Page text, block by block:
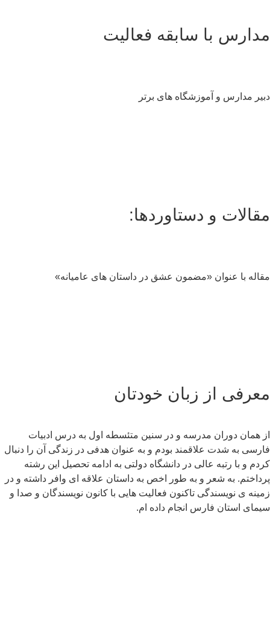
با سابقه فعالیت
مدارس و آموزشگاه های برتر
و دستاوردها:
با عنوان «مضمون عشق در داستان های عامیانه»
از زبان خودتان
همان دوران مدرسه و در سنین متئسطه اول به درس ادبیات
به شدت علاقمند بودم و به عنوان هدفی در زندگی آن را دنبال
و با رتبه عالی در دانشگاه دولتی به ادامه تحصیل این رشته
به شعر و به طور اخص به داستان علاقه ای وافر داشته و در
ی نویسندگی تاکنون فعالیت هایی با کانون نویسندگان و صدا و
استان فارس انجام داده ام.